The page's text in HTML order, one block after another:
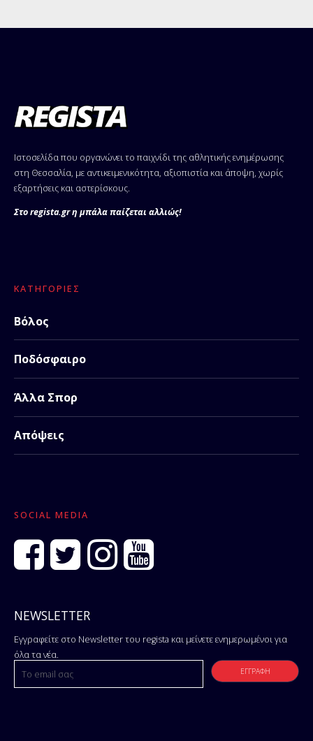
Ιστοσελίδα που οργανώνει το παιχνίδι της αθλητικής ενημέρωσης
στη Θεσσαλία, με αντικειμενικότητα, αξιοπιστία και άποψη, χωρίς
εξαρτήσεις και αστερίσκους.
Στο regista.gr η μπάλα παίζεται αλλιώς!
ΚΑΤΗΓΟΡΊΕΣ
Βόλος
Ποδόσφαιρο
Άλλα Σπορ
Απόψεις
SOCIAL MEDIA
NEWSLETTER
Εγγραφείτε στο Newsletter του regista και μείνετε ενημερωμένοι για
όλα τα νέα.